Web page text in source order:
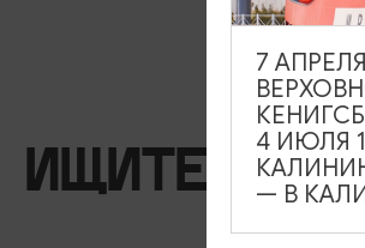
ИЩИТЕ
7
4 ИЮЛЯ
— В